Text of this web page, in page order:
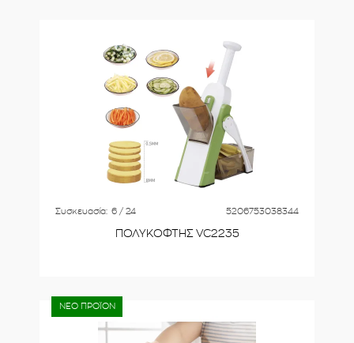
Συσκευασία: 6 / 24 5206753038344
ΠΟΛΥΚΟΦΤΗΣ VC2235
ΝΕΟ ΠΡΟΪΟΝ